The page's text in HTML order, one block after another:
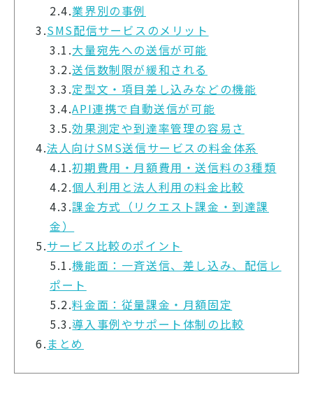
2.4.業界別の事例
3.SMS配信サービスのメリット
3.1.大量宛先への送信が可能
3.2.送信数制限が緩和される
3.3.定型文・項目差し込みなどの機能
3.4.API連携で自動送信が可能
3.5.効果測定や到達率管理の容易さ
4.法人向けSMS送信サービスの料金体系
4.1.初期費用・月額費用・送信料の3種類
4.2.個人利用と法人利用の料金比較
4.3.課金方式（リクエスト課金・到達課
金）
5.サービス比較のポイント
5.1.機能面：一斉送信、差し込み、配信レ
ポート
5.2.料金面：従量課金・月額固定
5.3.導入事例やサポート体制の比較
6. まとめ